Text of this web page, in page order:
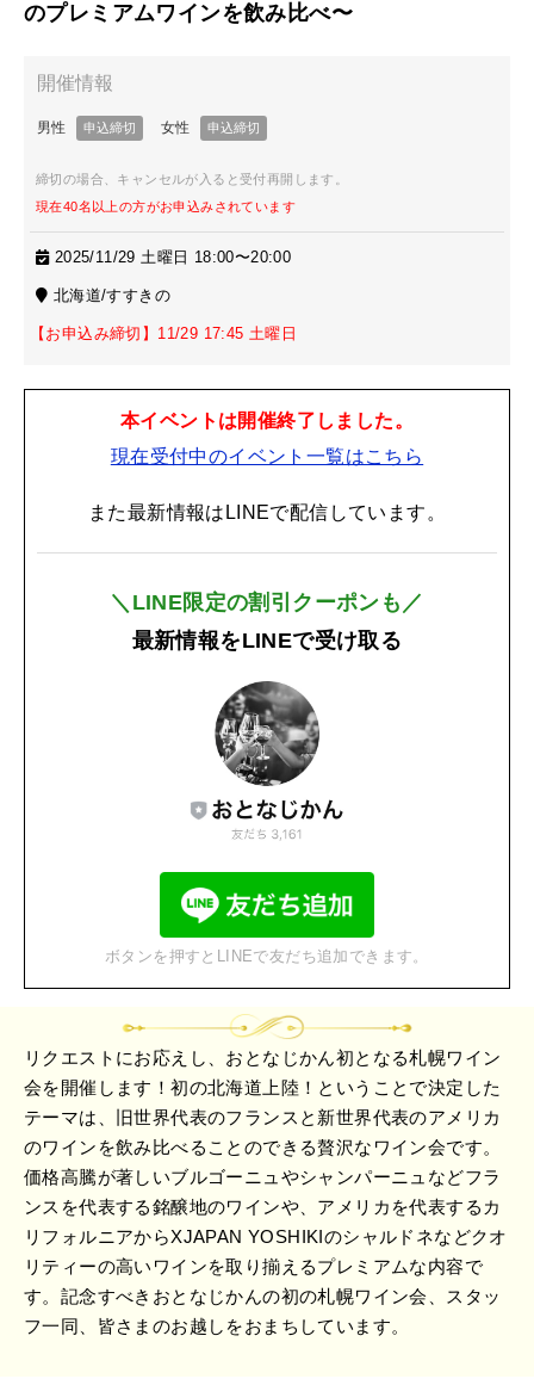
のプレミアムワインを飲み比べ〜
締切の場合、キャンセルが入ると受付再開します。
現在40名以上の方がお申込みされています
2025/11/29 土曜日 18:00〜20:00
北海道/すすきの
【お申込み締切】11/29 17:45 土曜日
本イベントは開催終了しました。
現在受付中のイベント一覧はこちら
また最新情報はLINEで配信しています。
＼LINE限定の割引クーポンも／
最新情報をLINEで受け取る
ボタンを押すとLINEで友だち追加できます。
リクエストにお応えし、おとなじかん初となる札幌ワイン
会を開催します！初の北海道上陸！ということで決定した
テーマは、旧世界代表のフランスと新世界代表のアメリカ
のワインを飲み比べることのできる贅沢なワイン会です。
価格高騰が著しいブルゴーニュやシャンパーニュなどフラ
ンスを代表する銘醸地のワインや、アメリカを代表するカ
リフォルニアからXJAPAN YOSHIKIのシャルドネなどクオ
リティーの高いワインを取り揃えるプレミアムな内容で
す。記念すべきおとなじかんの初の札幌ワイン会、スタッ
フ一同、皆さまのお越しをおまちしています。